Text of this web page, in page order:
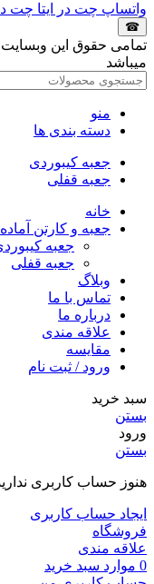
واتساپ چت در ایتا چت
☎
تمامی حقوق این
میباشد
منو
دسته بندی ها
جعبه کیبوردی
جعبه قفلی
خانه
جعبه و کارتن آماده
جعبه
جعبه قفلی
وبلاگ
تماس با ما
درباره ما
علاقه مندی
مقایسه
ورود / ثبت نام
سبد خرید
بستن
ورود
بستن
هنوز حساب کاربری
ایجاد حساب کاربری
فروشگاه
علاقه مندی
0 موارد سبد خرید